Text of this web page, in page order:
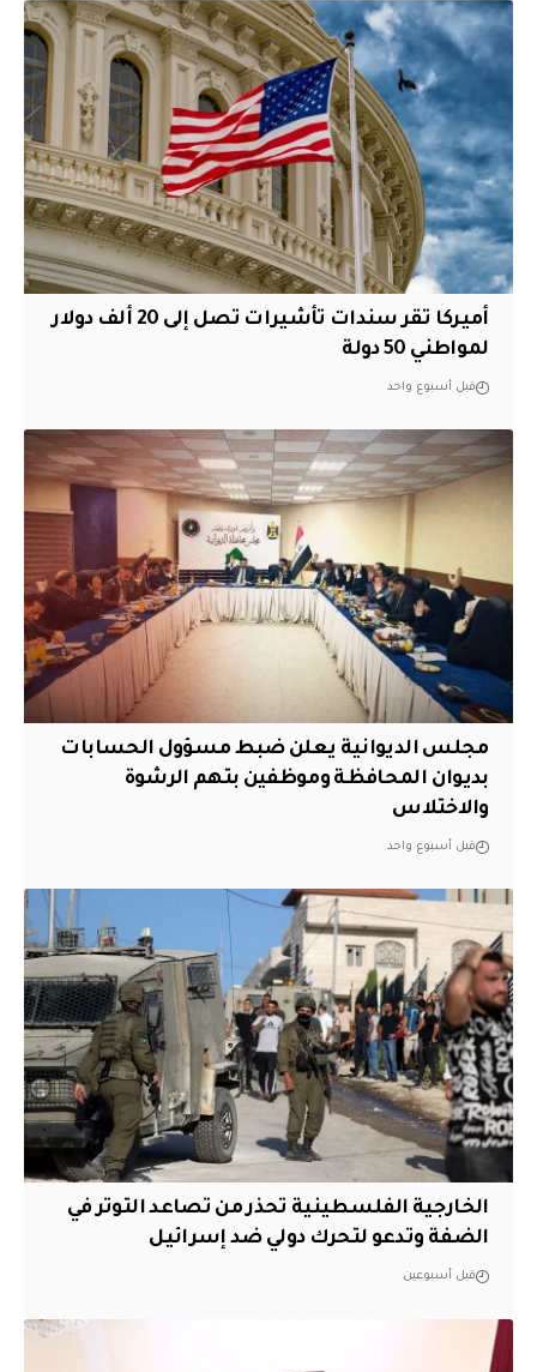
أميركا تقر سندات تأشيرات تصل إلى 20 ألف دولار
لمواطني 50 دولة
قبل أسبوع واحد
مجلس الديوانية يعلن ضبط مسؤول الحسابات
بديوان المحافظة وموظفين بتهم الرشوة
والاختلاس
قبل أسبوع واحد
الخارجية الفلسطينية تحذر من تصاعد التوتر في
الضفة وتدعو لتحرك دولي ضد إسرائيل
قبل أسبوعين